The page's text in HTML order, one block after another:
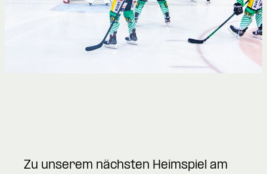
Zu unserem nächsten Heimspiel am